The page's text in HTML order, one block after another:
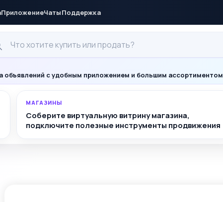
ПриложениеЧатыПоддержка
объявлений с удобным приложением и большим ассортиментом
МАГАЗИНЫ
Соберите виртуальную витрину магазина,
подключите полезные инструменты продвижения